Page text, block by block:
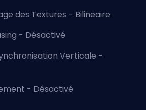
des Textures - Bilineaire
- Désactivé
Verticale -
- Désactivé